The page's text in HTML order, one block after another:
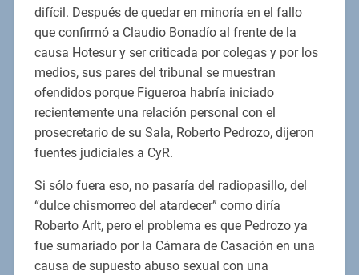
difícil. Después de quedar en minoría en el fallo
que confirmó a Claudio Bonadío al frente de la
causa Hotesur y ser criticada por colegas y por los
medios, sus pares del tribunal se muestran
ofendidos porque Figueroa habría iniciado
recientemente una relación personal con el
prosecretario de su Sala, Roberto Pedrozo, dijeron
fuentes judiciales a CyR.
Si sólo fuera eso, no pasaría del radiopasillo, del
“dulce chismorreo del atardecer” como diría
Roberto Arlt, pero el problema es que Pedrozo ya
fue sumariado por la Cámara de Casación en una
causa de supuesto abuso sexual con una